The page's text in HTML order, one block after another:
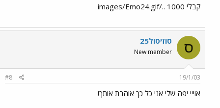
קבלי 1000 ../images/Emo24.gif
ס סוזיסול25
New member
19/1/03
#8
אוייי יפה שלי אני כל כך אוהבת אותך!